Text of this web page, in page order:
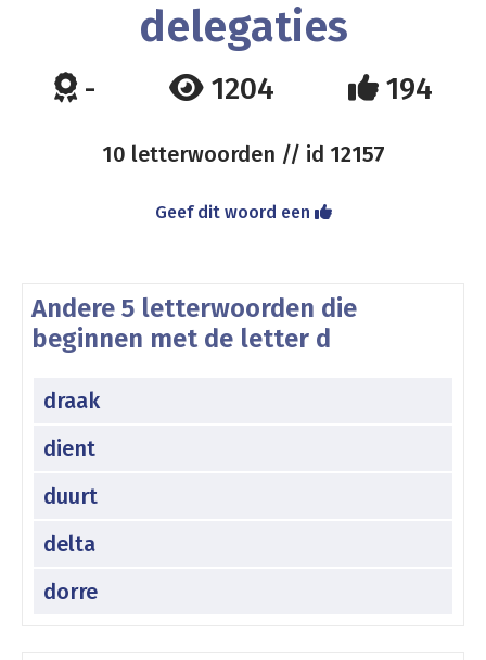
delegaties
- 1204 194
10 letterwoorden // id 12157
Geef dit woord een
Andere 5 letterwoorden die
beginnen met de letter d
draak
dient
duurt
delta
dorre